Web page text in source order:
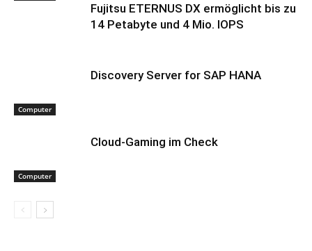
Fujitsu ETERNUS DX ermöglicht bis zu
14 Petabyte und 4 Mio. IOPS
Computer
Discovery Server for SAP HANA
Computer
Cloud-Gaming im Check